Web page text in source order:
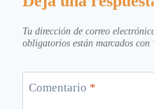
Tu dirección de correo
obligatorios están marcados con
Comentario *